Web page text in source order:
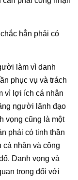
hẳn phải có
làm vì danh
phục vụ và trách
vì lợi ích cá nhân
người lãnh đạo
vọng cũng là một
phải có tinh thần
cá nhân và công
Danh vọng và
trọng đối với